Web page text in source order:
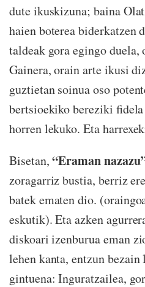
dute ikuskizuna; baina
haien boterea biderkatzen
taldeak gora egingo duela,
Gainera, orain arte ikusi
guztietan soinua oso
bertsioekiko bereziki
horren lekuko. Eta
Bisetan,“Eraman
zoragarriz bustia, berriz
batek ematen dio.
eskutik). Eta azken
diskoari izenburua eman
lehen kanta, entzun
gintuena: Inguratzailea,